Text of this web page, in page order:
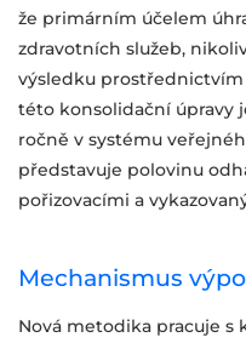
že primárním účelem
zdravotních služeb,
výsledku prostřednictvím
této konsolidační úpravy
ročně v systému
představuje polovinu
pořizovacími a
Mechanismus
Nová metodika pracuje